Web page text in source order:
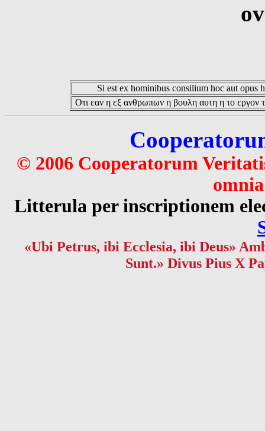
Si est ex hominibus consilium hoc aut opus
Οτι εαν η εξ ανθρωπων η βουλη αυτη η το εργον
© 2006 Cooperatorum
Litterula per inscriptionem
«Ubi Petrus, ibi Ecclesia, ibi Deus»
Sunt.» Divus Pius X